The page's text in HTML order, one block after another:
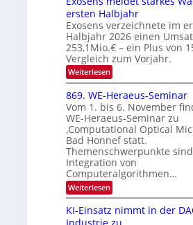
s
I
O
N
2
0
2
6
r
o
n
i
k
-
u
n
d
B
i
l
d
v
e
r
n
n
d
i
e
K
I
m
i
t
e
n
k
t
ersten Halbjahr
Exosens verzeichnete im
Halbjahr 2026 einen
253,1Mio.€ – ein Plus von
Vergleich zum Vorjahr.
Weiterlesen:
E
x
o
s
e
n
s
m
e
l
d
e
t
s
t
869. WE-Heraeus-Seminar
Vom 1. bis 6. November
WE-Heraeus-Seminar zu
‚Computational Optical
Bad Honnef statt.
Themenschwerpunkte
Integration von
Computeralgorithmen…
Weiterlesen:
8
9
KI-Einsatz nimmt in der